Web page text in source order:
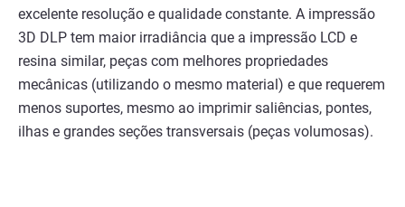
excelente resolução e qualidade constante. A impressão
3D DLP tem maior irradiância que a impressão LCD e
resina similar, peças com melhores propriedades
mecânicas (utilizando o mesmo material) e que requerem
menos suportes, mesmo ao imprimir saliências, pontes,
ilhas e grandes seções transversais (peças volumosas).